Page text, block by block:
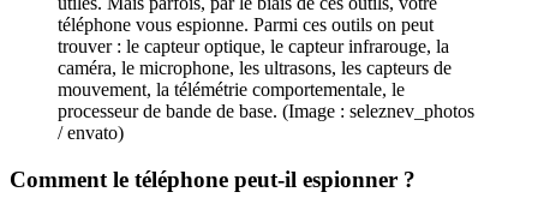
téléphone vous espionne. Parmi ces outils on peut
trouver : le capteur optique, le capteur infrarouge, la
caméra, le microphone, les ultrasons, les capteurs de
mouvement, la télémétrie comportementale, le
processeur de bande de base. (Image : seleznev_photos
/ envato)
Comment le téléphone peut-il espionner ?